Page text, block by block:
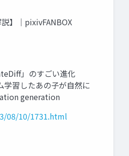
】｜pixivFANBOX
」のすごい進化
習したあの子が自然に
generation
08/10/1731.html